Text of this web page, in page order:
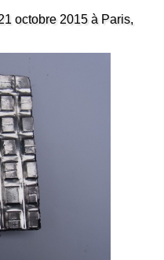
octobre 2015 à Paris,